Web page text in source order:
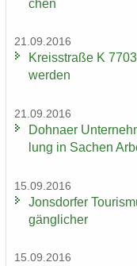
chen
21.09.2016
Kreis­stra­ße K
wer­den
21.09.2016
Dohna­er
lung in Sa­chen
15.09.2016
Jons­dor­fer
gäng­li­cher
15.09.2016